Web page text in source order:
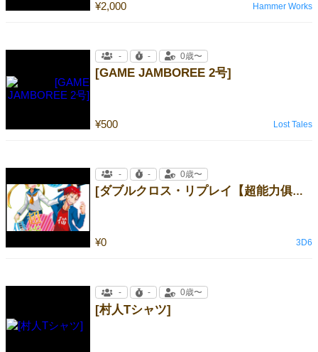
¥2,000 Hammer Works
[GAME JAMBOREE 2号]
¥500
- - 0歳〜
Lost Tales
[ダブルクロス・リプレイ【超能力俱楽部】]
¥0
- - 0歳〜
3D6
[村人Tシャツ]
- - 0歳〜